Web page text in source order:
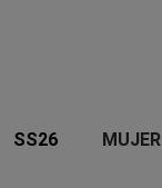
SS26 MUJER